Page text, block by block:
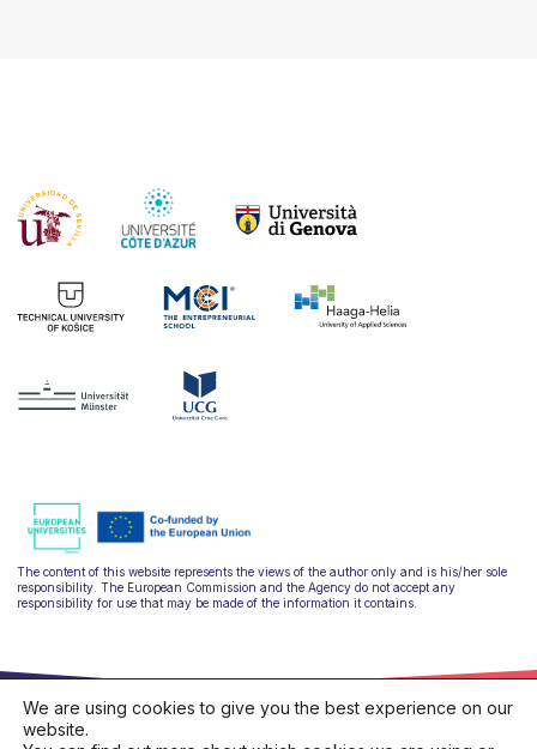
The content of this website represents the views of the author only and is his/her sole
responsibility. The European Commission and the Agency do not accept any
responsibility for use that may be made of the information it contains.
We are using cookies to give you the best experience on our
website.